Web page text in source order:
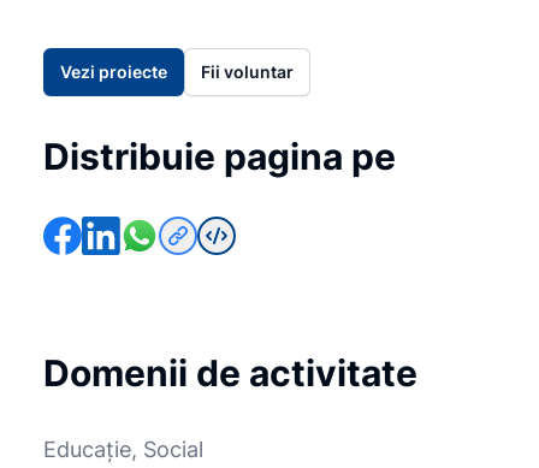
Vezi proiecte Fii voluntar
Distribuie pagina pe
Domenii de activitate
Educație, Social